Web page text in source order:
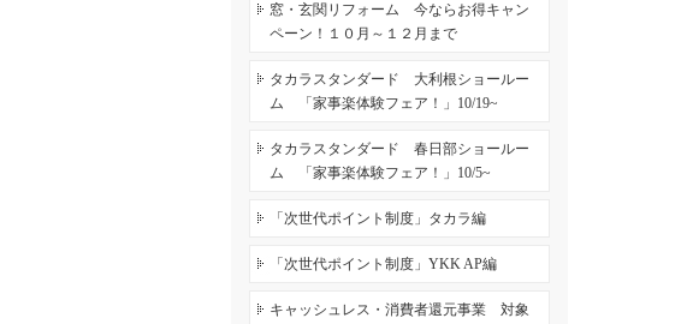
窓・玄関リフォーム 今ならお得キャン
ペーン！１０月～１２月まで
タカラスタンダード 大利根ショールー
ム 「家事楽体験フェア！」10/19~
タカラスタンダード 春日部ショールー
ム 「家事楽体験フェア！」10/5~
「次世代ポイント制度」タカラ編
「次世代ポイント制度」YKK AP編
キャッシュレス・消費者還元事業 対象